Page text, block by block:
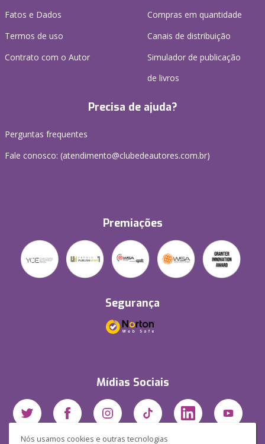
Nós usamos cookies e outras tecnologias
Fatos e Dados
Termos de uso
Contrato com o Autor
Compras em quantidade
Canais de distribuição
Simulador de publicação
de livros
Precisa de ajuda?
Perguntas frequentes
Fale conosco: (atendimento@clubedeautores.com.br)
Premiações
Segurança
Mídias Sociais